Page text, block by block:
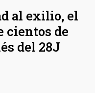
al exilio, el
cientos de
del 28J